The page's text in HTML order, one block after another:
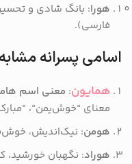
هورا: بانگ شادی و
فارسی).
اسامی پسرانه
همایون: معنی اسم
معنای “خوش‌یمن“،
هومن: نیک‌اندیش،
هوراد: نگهبان